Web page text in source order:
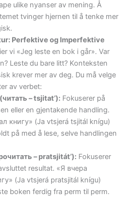
ulike nyanser av mening. Å
tvinger hjernen til å tenke mer
Perfektive og Imperfektive
vi «Jeg leste en bok i går». Var
Leste du bare litt? Konteksten
krever mer av deg. Du må velge
av verbet:
– tsjitat’): Fokuserer på
eller en gjentakende handling.
книгу» (Ja vtsjerá tsjitál knígu)
på med å lese, selve handlingen
– pratsjitát’): Fokuserer
resultat. «Я вчера
(Ja vtsjerá pratsjitál knígu)
boken ferdig fra perm til perm.